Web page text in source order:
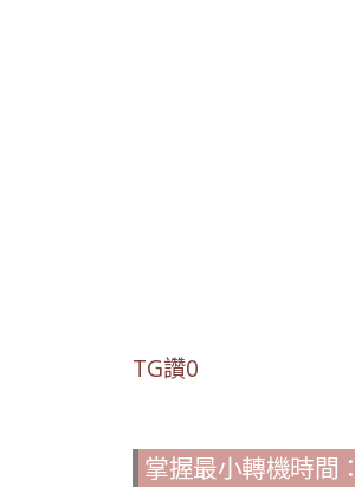
TG讚0
掌握最小轉機時間